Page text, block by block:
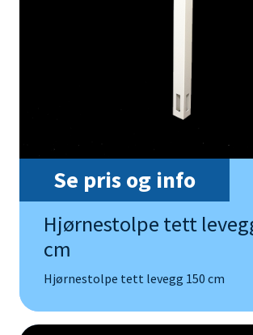
Se pris og info
Hjørnestolpe tett
cm
Hjørnestolpe tett levegg 150 cm